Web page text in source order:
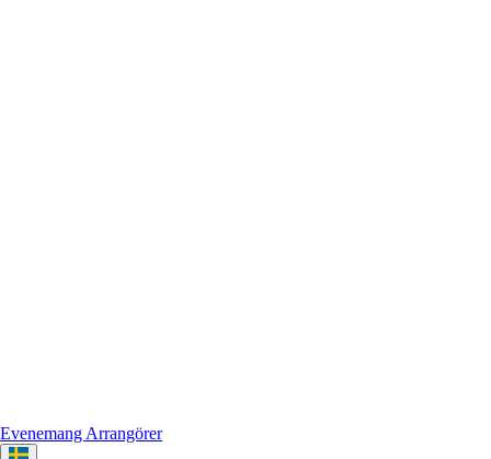
Evenemang Arrangörer